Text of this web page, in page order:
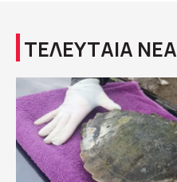
ΤΕΛΕΥΤΑΙΑ ΝΕΑ